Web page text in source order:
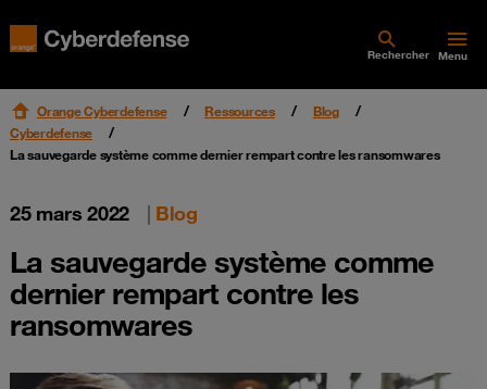
Rechercher Menu
Orange Cyberdefense Ressources
Blog
Cyberdefense
La sauvegarde système comme dernier rempart contre les ransomwares
25 mars 2022 | Blog
La sauvegarde système comme
dernier rempart contre les
ransomwares